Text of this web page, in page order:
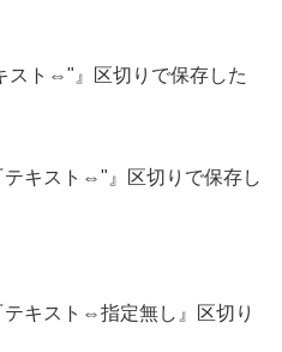
スト⇔"』区切りで保存した
キスト⇔"』区切りで保存し
キスト⇔指定無し』区切り